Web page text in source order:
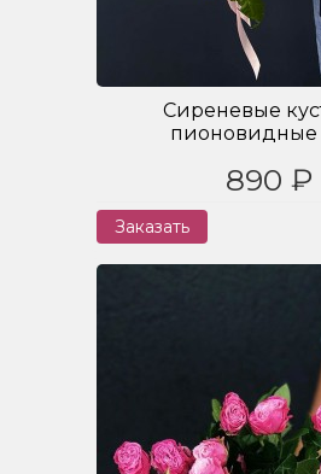
Сиреневые
пионовидные
890 ₽
Заказать